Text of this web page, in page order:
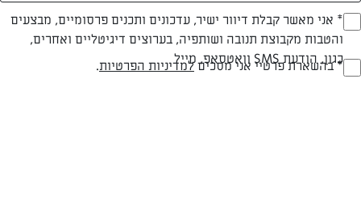
מתכון לעוגת גבינה שמנת ופירורים מתוקה וטעימה
Opt_In
(חובה)
* אני מאשר קבלת דיוור ישיר, עדכונים ותכנים פרסומיים, מבצעים
והטבות מקבוצת תנובה ושותפיה, בערוצים דיגיטליים ואחרים,
כגון, הודעת SMS וואטסאפ, מייל
RegulationsApproved
* בהשארת פרטיי אני מסכיםלמדיניות הפרטיות.